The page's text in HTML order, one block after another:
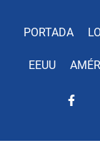
PORTADA
EEUU